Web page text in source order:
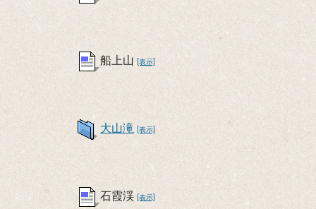
船上山 [表示]
大山滝 [表示]
石霞渓 [表示]